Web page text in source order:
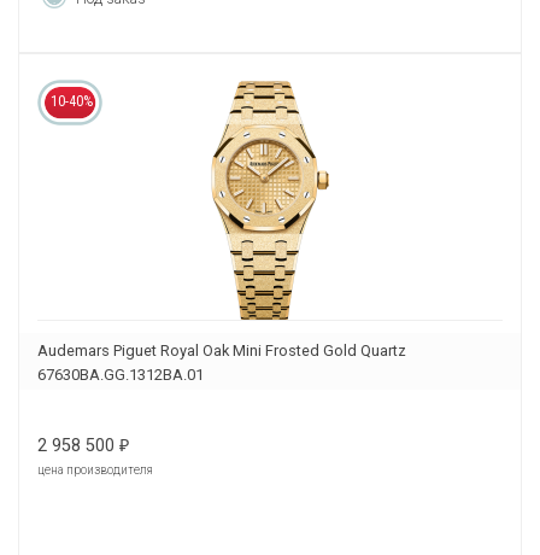
10-40%
Audemars Piguet Royal Oak Mini Frosted Gold Quartz
67630BA.GG.1312BA.01
2 958 500 ₽
цена производителя